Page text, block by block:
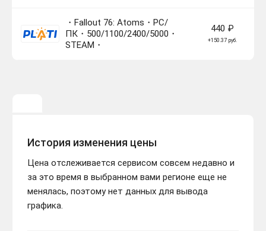
・Fallout 76: Atoms・PC/
ПК・500/1100/2400/5000・
STEAM・
440 ₽
+150.37 руб.
История изменения цены
Цена отслеживается сервисом совсем недавно и
за это время в выбранном вами регионе еще не
менялась, поэтому нет данных для вывода
графика.